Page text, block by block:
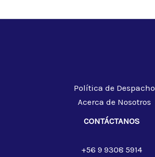
Política de Despacho
Acerca de Nosotros
CONTÁCTANOS
+56 9 9308 5914